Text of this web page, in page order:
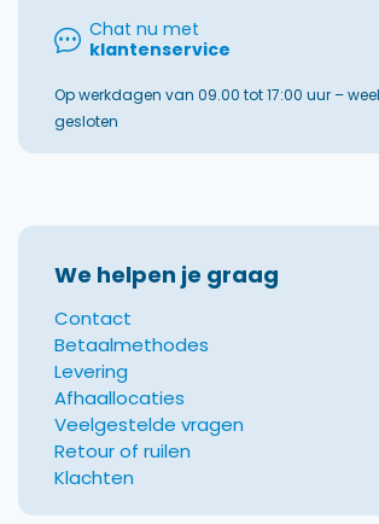
Chat nu met
klantenservice
Op werkdagen van 09.00 tot 17:00 uur –
gesloten
We helpen je graag
Contact
Betaalmethodes
Levering
Afhaallocaties
Veelgestelde vragen
Retour of ruilen
Klachten